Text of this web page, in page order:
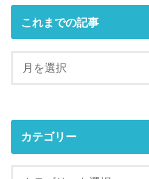
これまでの記事
カテゴリー